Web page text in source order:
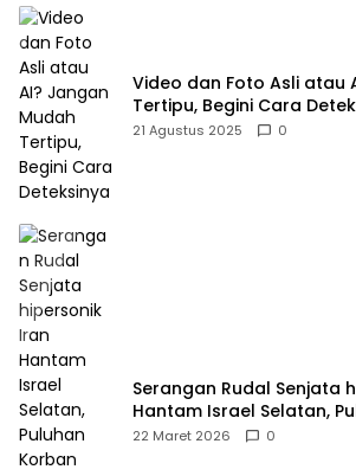
Video dan Foto Asli atau
Tertipu, Begini Cara
21 Agustus 2025 0
Serangan Rudal Senjata
Hantam Israel Selatan,
Dilaporkan Meninggal
22 Maret 2026 0